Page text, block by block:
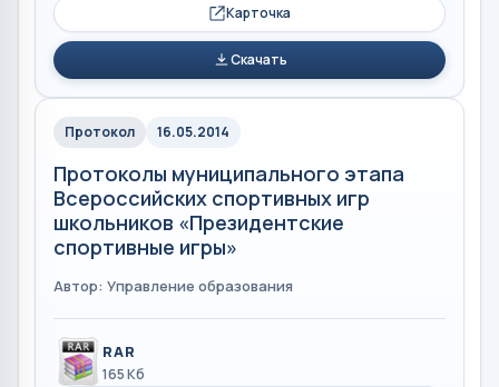
Карточка
Скачать
Протокол 16.05.2014
Протоколы муниципального этапа
Всероссийских спортивных игр
школьников «Президентские
спортивные игры»
Автор: Управление образования
RAR
165 Кб